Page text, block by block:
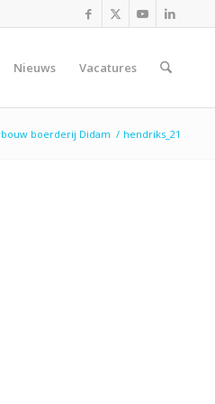
Nieuws Vacatures
boerderij Didam / hendriks_21